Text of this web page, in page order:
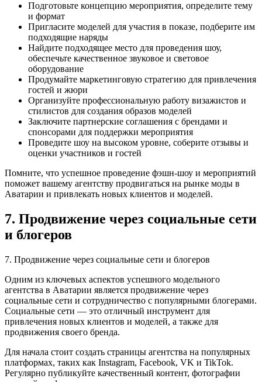
Подготовьте концепцию мероприятия, определите тему
и формат
Пригласите моделей для участия в показе, подберите им
подходящие наряды
Найдите подходящее место для проведения шоу,
обеспечьте качественное звуковое и световое
оборудование
Продумайте маркетинговую стратегию для привлечения
гостей и жюри
Организуйте профессиональную работу визажистов и
стилистов для создания образов моделей
Заключите партнерские соглашения с брендами и
спонсорами для поддержки мероприятия
Проведите шоу на высоком уровне, соберите отзывы и
оценки участников и гостей
Помните, что успешное проведение фэшн-шоу и мероприятий
поможет вашему агентству продвигаться на рынке моды в
Аватарии и привлекать новых клиентов и моделей.
7. Продвижение через социальные сети
и блогеров
7. Продвижение через социальные сети и блогеров
Одним из ключевых аспектов успешного модельного
агентства в Аватарии является продвижение через
социальные сети и сотрудничество с популярными блогерами.
Социальные сети — это отличный инструмент для
привлечения новых клиентов и моделей, а также для
продвижения своего бренда.
Для начала стоит создать страницы агентства на популярных
платформах, таких как Instagram, Facebook, VK и TikTok.
Регулярно публикуйте качественный контент, фотографии